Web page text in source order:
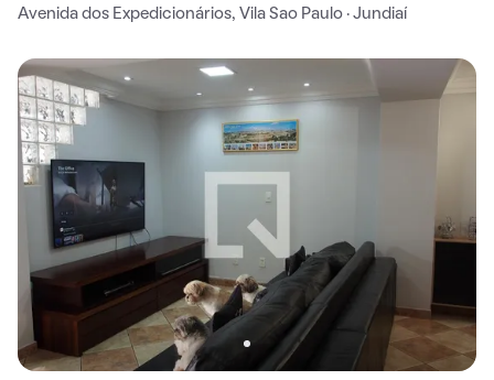
Avenida dos Expedicionários, Vila Sao Paulo · Jundiaí